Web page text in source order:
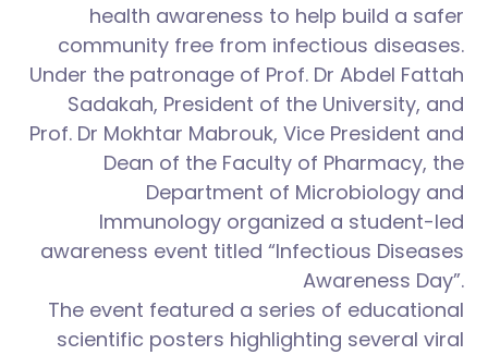
health awareness to help build a safer
community free from infectious diseases.
Under the patronage of Prof. Dr Abdel Fattah
Sadakah, President of the University, and
Prof. Dr Mokhtar Mabrouk, Vice President and
Dean of the Faculty of Pharmacy, the
Department of Microbiology and
Immunology organized a student-led
awareness event titled “Infectious Diseases
Awareness Day”.
The event featured a series of educational
scientific posters highlighting several viral